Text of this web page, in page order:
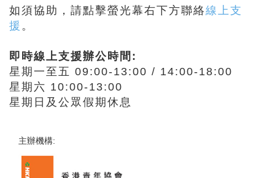
如須協助，請點擊螢光幕右下方聯絡線上支
援 。
即時線上支援辦公時間:
星期一至五 09:00-13:00 / 14:00-18:00
星期六 10:00-13:00
星期日及公眾假期休息
主辦機構: